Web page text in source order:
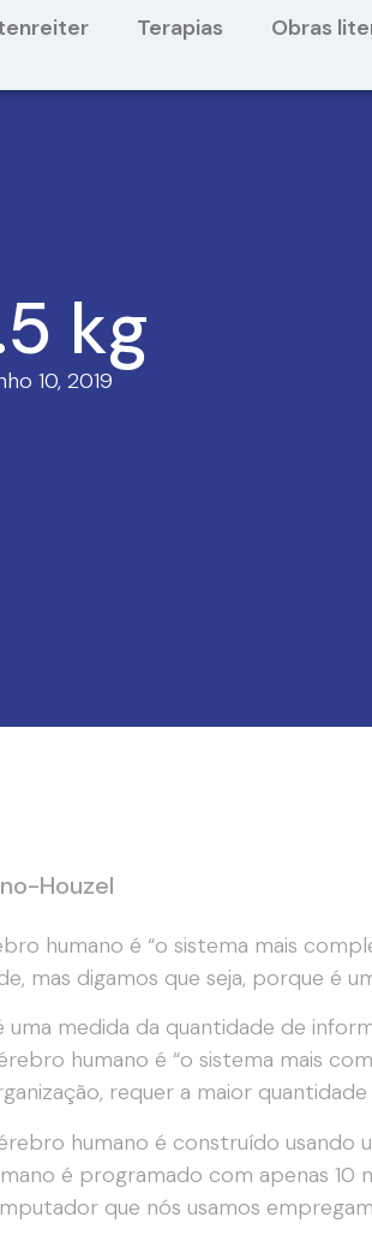
Terapias Obras
kg
10, 2019
Houzel
humano é “o sistema mais
mas digamos que seja, porque é
uma medida da quantidade de
humano é “o sistema mais
requer a maior
humano é construído usando
é programado com apenas 10
que nós usamos